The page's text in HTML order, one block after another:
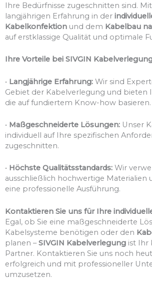
Ihre Bedürfnisse zugeschnitten sind.
langjährigen Erfahrung in der
Kabelkonfektion und dem Kabelbau
auf erstklassige Qualität und optimale
Ihre Vorteile bei SIVGIN
• Langjährige Erfahrung: Wir sind
Gebiet der Kabelverlegung und bieten
die auf fundiertem Know-how basieren.
• Maßgeschneiderte Lösungen: Unser
individuell auf Ihre spezifischen
zugeschnitten.
• Höchste Qualitätsstandards: Wir
ausschließlich hochwertige Materialien
eine professionelle Ausführung.
Kontaktieren Sie uns für Ihre
Egal, ob Sie eine maßgeschneiderte
Kabelsysteme benötigen oder den
planen –SIVGIN Kabelverlegung ist Ihr
Partner. Kontaktieren Sie uns noch
erfolgreich und mit professioneller
umzusetzen.